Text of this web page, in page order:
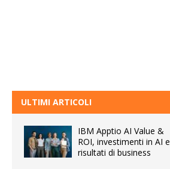
ULTIMI ARTICOLI
IBM Apptio AI Value &
ROI, investimenti in AI e
risultati di business